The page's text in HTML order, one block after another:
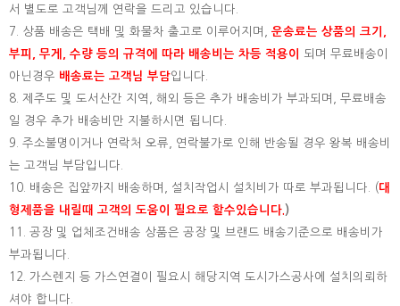
서 별도로 고객님께 연락을 드리고 있습니다.
7. 상품 배송은 택배 및 화물차 출고로 이루어지며, 운송료는 상품의 크기,
부피, 무게, 수량 등의 규격에 따라 배송비는 차등 적용이
되며 무료배송이
아닌경우 배송료는 고객님 부담입니다.
8. 제주도 및 도서산간 지역, 해외 등은 추가 배송비가 부과되며, 무료배송
일 경우 추가 배송비만 지불하시면 됩니다.
9. 주소불명이거나 연락처 오류, 연락불가로 인해 반송될 경우 왕복 배송비
는 고객님 부담입니다.
10. 배송은 집앞까지 배송하며, 설치작업시 설치비가 따로 부과됩니다. (대
형제품을 내릴때 고객의 도움이 필요로 할수있습니다. )
11. 공장 및 업체조건배송 상품은 공장 및 브랜드 배송기준으로 배송비가
부과됩니다.
12. 가스렌지 등 가스연결이 필요시 해당지역 도시가스공사에 설치의뢰하
셔야 합니다.